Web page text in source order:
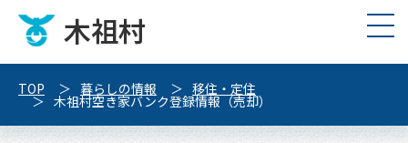
木祖村
TOP 暮らしの情報 移住・定住
木祖村空き家バンク登録情報（売却）